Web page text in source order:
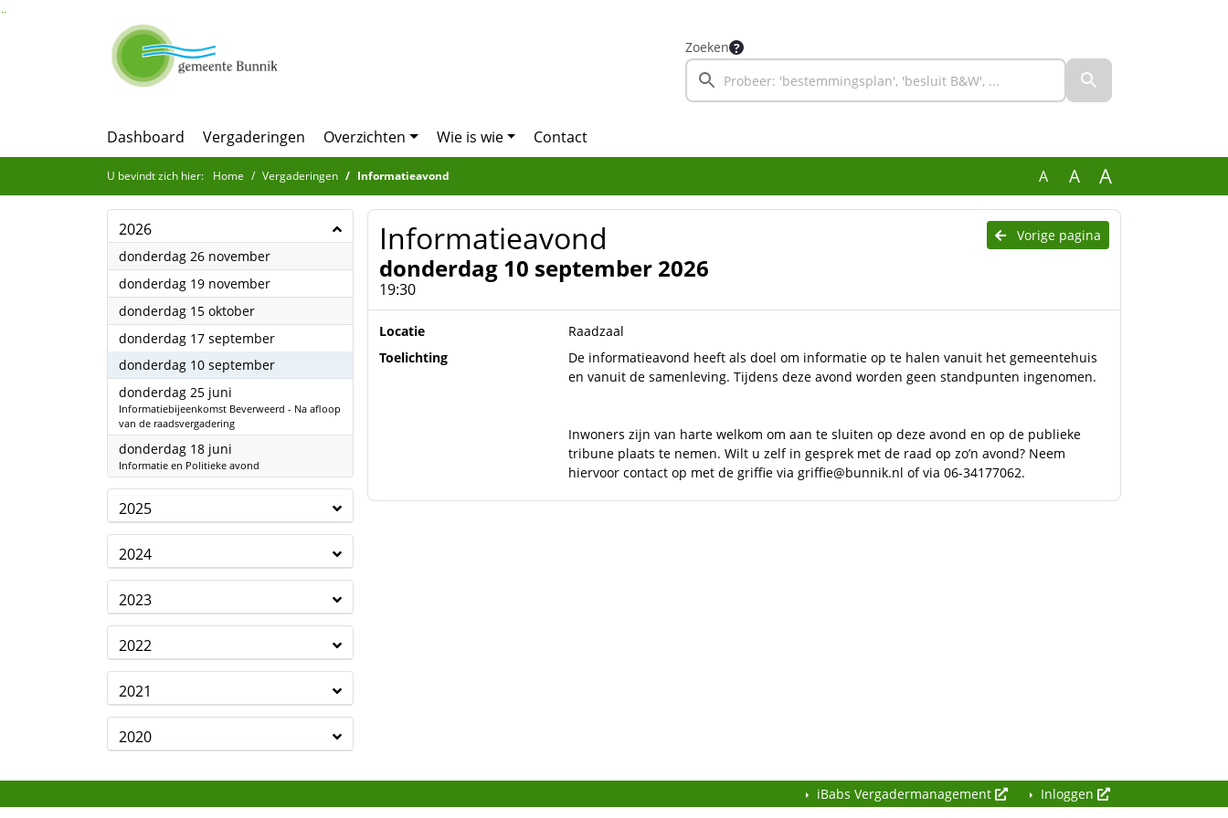
Ga naar de inhoud van deze pagina
Ga naar het zoeken
Ga naar het menu
Zoeken
Dashboard Vergaderingen Overzichten Wie is wie Contact
U bevindt zich hier: Home Vergaderingen Informatieavond A A A
2026
donderdag 26 november2026
donderdag 19 november2026
donderdag 15 oktober2026
donderdag 17 september2026
donderdag 10 september2026
donderdag 25 juni
Informatiebijeenkomst Beverweerd - Na afloop
van de raadsvergadering
donderdag 18 juni
Informatie en Politieke avond
2025
2024
2023
2022
2021
2020
Vorige pagina
Informatieavond
donderdag 10 september 2026
19:30
Locatie
Raadzaal
Toelichting
De informatieavond heeft als doel om informatie op te halen vanuit het gemeentehuis
en vanuit de samenleving. Tijdens deze avond worden geen standpunten ingenomen.
Inwoners zijn van harte welkom om aan te sluiten op deze avond en op de publieke
tribune plaats te nemen. Wilt u zelf in gesprek met de raad op zo’n avond? Neem
hiervoor contact op met de griffie viagriffie@bunnik.nl of via 06-34177062.
iBabs Vergadermanagement Inloggen